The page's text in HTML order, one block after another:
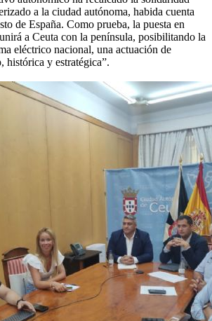
a la ciudad autónoma, habida cuenta
de España. Como prueba, la puesta en
a Ceuta con la península, posibilitando la
eléctrico nacional, una actuación de
histórica y estratégica”.